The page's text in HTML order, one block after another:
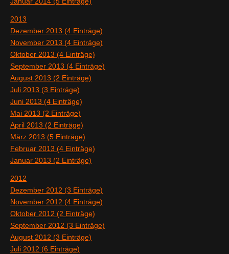
2013
Dezember 2013 (4 Einträge)
November 2013 (4 Einträge)
Oktober 2013 (4 Einträge)
September 2013 (4 Einträge)
August 2013 (2 Einträge)
Juli 2013 (3 Einträge)
Juni 2013 (4 Einträge)
Mai 2013 (2 Einträge)
April 2013 (2 Einträge)
März 2013 (5 Einträge)
Februar 2013 (4 Einträge)
Januar 2013 (2 Einträge)
2012
Dezember 2012 (3 Einträge)
November 2012 (4 Einträge)
Oktober 2012 (2 Einträge)
September 2012 (3 Einträge)
August 2012 (3 Einträge)
Juli 2012 (6 Einträge)